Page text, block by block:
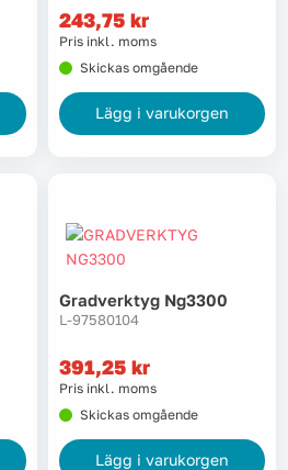
243,75 kr
Pris inkl. moms
Skickas omgående
Lägg i varukorgen
Gradverktyg Ng3300
L-97580104
391,25 kr
Pris inkl. moms
Skickas omgående
Lägg i varukorgen